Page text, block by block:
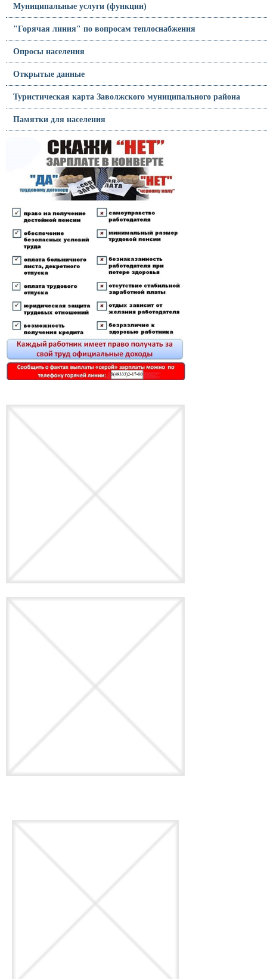
Муниципальные услуги (функции)
"Горячая линия" по вопросам теплоснабжения
Опросы населения
Открытые данные
Туристическая карта Заволжского муниципального района
Памятки для населения